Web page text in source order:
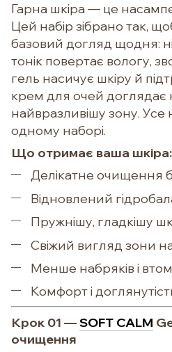
Гарна шкіра — це
Цей набір зібрано так,
базовий догляд щодня:
тонік повертає вологу,
гель насичує шкіру й
крем для очей доглядає
найвразливішу зону. Усе
одному наборі.
Що отримає ваша шкіра:
Делікатне очищення
Відновлений
Пружнішу, гладкішу
Свіжий вигляд зони
Менше набряків і
Комфорт і
Крок 01 —SOFT CALM
очищення